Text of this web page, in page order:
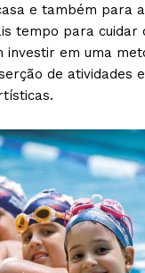
e também para
tempo para cuidar
em uma
de atividades